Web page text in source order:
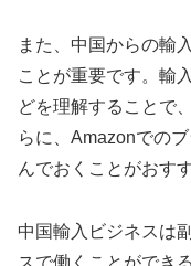
また、中国からの輸
ことが重要です。輸
どを理解することで
らに、Amazonでの
んでおくことがおす
中国輸入ビジネスは
スで働くことができ